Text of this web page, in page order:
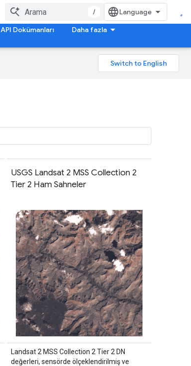
/
API Dokümanları Daha fazla
USGS Landsat 2 MSS Collection 2
Tier 2 Ham Sahneler
Landsat 2 MSS Collection 2 Tier 2 DN
değerleri, sensörde ölçeklendirilmiş ve